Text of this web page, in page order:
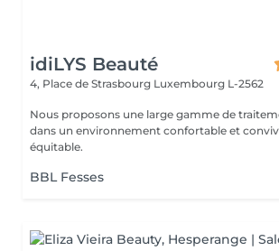
idiLYS Beauté
4, Place de Strasbourg Luxembourg L-2562
Nous proposons une large gamme de
dans un environnement confortable et
équitable.
BBL Fesses